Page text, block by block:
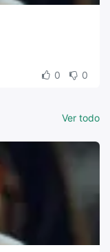
0 0
Ver todo